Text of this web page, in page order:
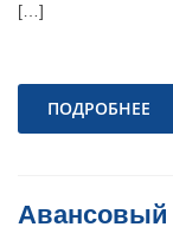
[…]
ПОДРОБНЕЕ
Авансовый